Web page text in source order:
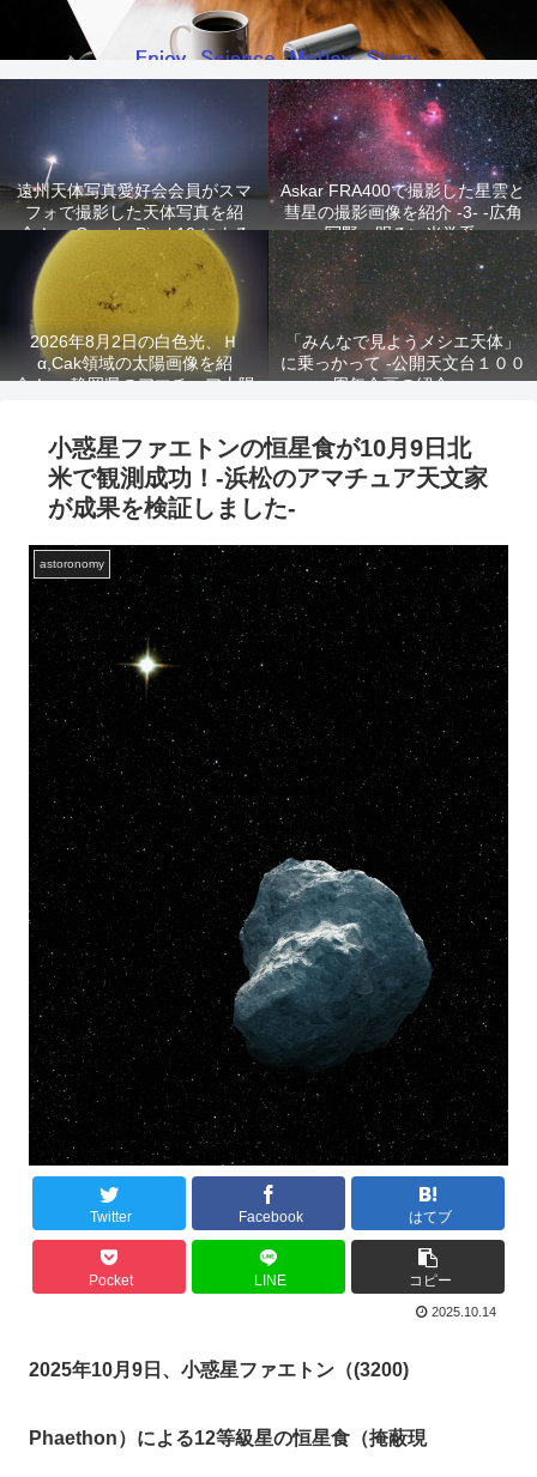
遠州天体写真愛好会会員がスマ
フォで撮影した天体写真を紹
介！ -Google Pixel 10 による
星景写真-
Askar FRA400で撮影した星雲と
彗星の撮影画像を紹介 -3- -広角
写野、明るい光学系-
2026年8月2日の白色光、Ｈ
α,Cak領域の太陽画像を紹
介！ -静岡県のアマチュア太陽
「みんなで見ようメシエ天体」
に乗っかって -公開天文台１００
周年企画の紹介-
小惑星ファエトンの恒星食が10月9日北
米で観測成功！-浜松のアマチュア天文家
が成果を検証しました-
astoronomy
Twitter Facebook はてブ
Pocket LINE コピー
2025.10.14
2025年10月9日、小惑星ファエトン（(3200)
Phaethon）による12等級星の恒星食（掩蔽現